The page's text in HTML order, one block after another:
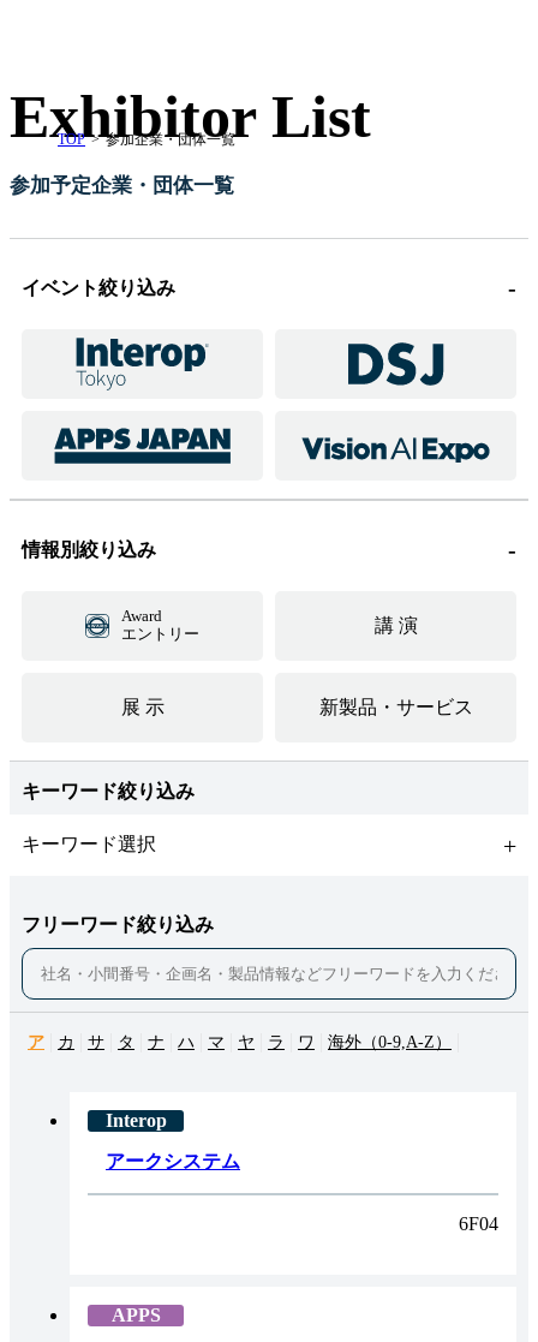
TOP 参加企業・団体一覧
Exhibitor List
参加予定企業・団体一覧
イベント絞り込み
情報別絞り込み
Award
エントリー
講 演
展 示 新製品・サービス
キーワード絞り込み
キーワード選択
フリーワード絞り込み
ア カ サ タ ナ ハ マ ヤ ラ ワ 海外（0-9,A-Z）
アークシステム
6F04